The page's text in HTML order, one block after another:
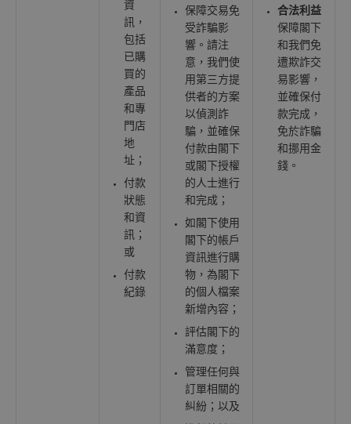
資
訊，
包括
已購
買的
產品
和專
門店
地
址；
付款
狀態
和資
訊；
或
付款
紀錄
保障交易免
受詐騙影
響。請注
意，我們使
用第三方提
供者的方案
以偵測詐
騙，並確保
付款由閣下
或閣下授權
的人士進行
和完成；
如閣下使用
閣下的帳戶
資訊進行購
物，為閣下
的個人檔案
新增內容；
評估閣下的
滿意度；
管理任何與
訂單相關的
糾紛；以及
合法利益
保障閣下
和我們免
遭欺詐交
易影響，
並確保付
款完成，
免於詐騙
和挪用金
錢。